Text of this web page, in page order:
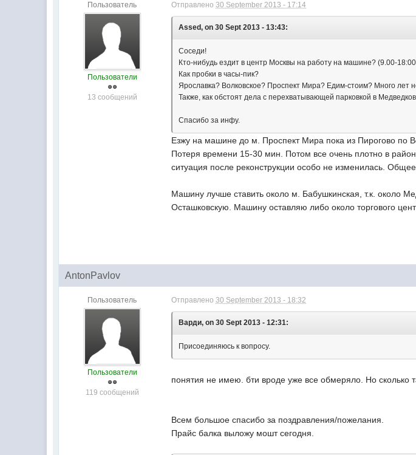
Пользователь
Пользователи
13 сообщений
Отправлено30 September 2013 - 17:14
Assed, on 30 Sept 2013 - 13:43:
Соседи!
Кто-нибудь ездит в центр Москвы на работу на машине? (9.00-
Как пробки в часы-пик?
Ярославка? Волковское? Проспект Мира? Едим-стоим? Много
Также, как обстоят дела с перехватывающей парковкой в
Спасибо за инфу.
Езжу на машине до м. Проспект Мира пока из Пирогово по
Потеря времени 15-30 мин. Потом все очень плотно в
ситуация после реконструкции особо не изменилась.
Машину лучше ставить около м. Бабушкинская, т.к. около
Осташковскую. Машину оставляю либо около торгового
AntonPavlov
Пользователь
Пользователи
119 сообщений
Отправлено30 September 2013 - 18:32
Варди, on 30 Sept 2013 - 12:31:
Присоединяюсь к вопросу.
понятия не имею. бти вроде уже все обмеряло. Но сколько
Всем большое спасибо за поздравления/пожелания.
Прайс балка выложу мошт сегодня.